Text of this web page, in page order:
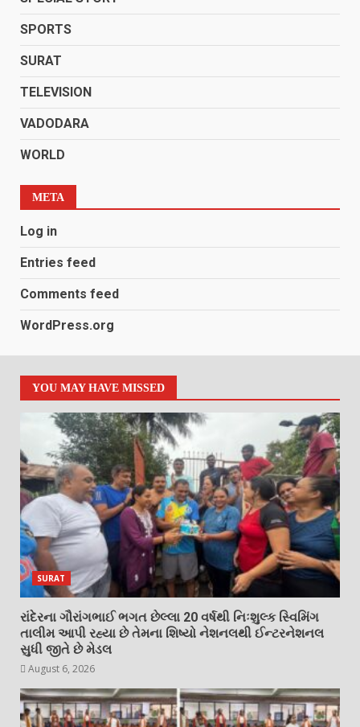
SPORTS
SURAT
TELEVISION
VADODARA
WORLD
META
Log in
Entries feed
Comments feed
WordPress.org
YOU MAY HAVE MISSED
SURAT
રાંદેરના ગૌરાંગભાઈ ભગત છેલ્લા 20 વર્ષથી નિઃશુલ્ક સ્વિમિંગ
તાલીમ આપી રહ્યા છે તેમના શિષ્યો નેશનલથી ઈન્ટરનેશનલ
સુધી જીતે છે મેડલ
August 6, 2026